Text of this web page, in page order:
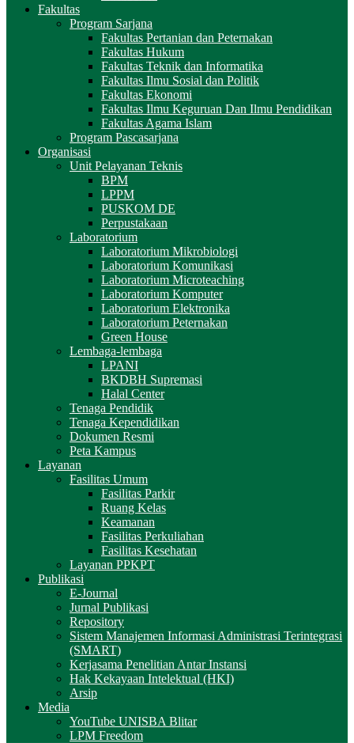
Fakultas
Program Sarjana
Fakultas Pertanian dan Peternakan
Fakultas Hukum
Fakultas Teknik dan Informatika
Fakultas Ilmu Sosial dan Politik
Fakultas Ekonomi
Fakultas Ilmu Keguruan Dan Ilmu Pendidikan
Fakultas Agama Islam
Program Pascasarjana
Organisasi
Unit Pelayanan Teknis
BPM
LPPM
PUSKOM DE
Perpustakaan
Laboratorium
Laboratorium Mikrobiologi
Laboratorium Komunikasi
Laboratorium Microteaching
Laboratorium Komputer
Laboratorium Elektronika
Laboratorium Peternakan
Green House
Lembaga-lembaga
LPANI
BKDBH Supremasi
Halal Center
Tenaga Pendidik
Tenaga Kependidikan
Dokumen Resmi
Peta Kampus
Layanan
Fasilitas Umum
Fasilitas Parkir
Ruang Kelas
Keamanan
Fasilitas Perkuliahan
Fasilitas Kesehatan
Layanan PPKPT
Publikasi
E-Journal
Jurnal Publikasi
Repository
Sistem Manajemen Informasi Administrasi Terintegrasi
(SMART)
Kerjasama Penelitian Antar Instansi
Hak Kekayaan Intelektual (HKI)
Arsip
Media
YouTube UNISBA Blitar
LPM Freedom